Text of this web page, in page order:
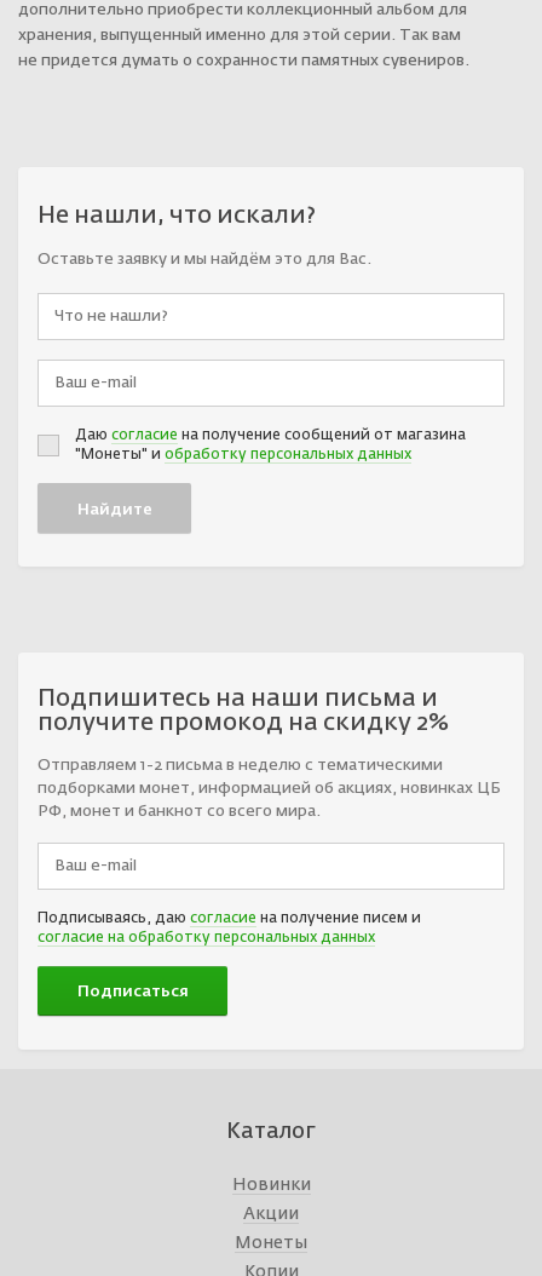
дополнительно приобрести коллекционный альбом для
хранения, выпущенный именно для этой серии. Так вам
не придется думать о сохранности памятных сувениров.
Не нашли, что искали?
Оставьте заявку и мы найдём это для Вас.
Даю согласие на получение сообщений от магазина
"Монеты" и обработку персональных данных
Подпишитесь на наши письма и
получите промокод на скидку 2%
Отправляем 1-2 письма в неделю с тематическими
подборками монет, информацией об акциях, новинках ЦБ
РФ, монет и банкнот со всего мира.
Подписываясь, даю согласие на получение писем и
согласие на обработку персональных данных
Каталог
Новинки
Акции
Монеты
Копии